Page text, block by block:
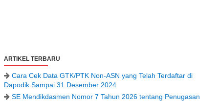
ARTIKEL TERBARU
Cara Cek Data GTK/PTK Non-ASN yang Telah Terdaftar di
Dapodik Sampai 31 Desember 2024
SE Mendikdasmen Nomor 7 Tahun 2026 tentang Penugasan